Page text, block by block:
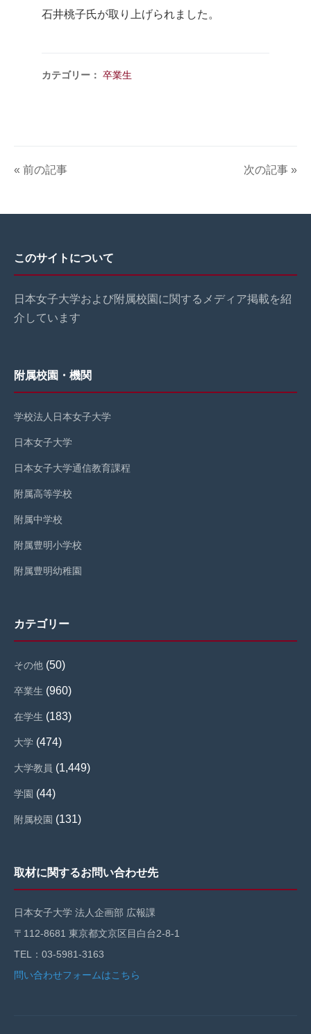
石井桃子氏が取り上げられました。
カテゴリー： 卒業生
« 前の記事 次の記事 »
このサイトについて
日本女子大学および附属校園に関するメディア掲載を紹
介しています
附属校園・機関
学校法人日本女子大学
日本女子大学
日本女子大学通信教育課程
附属高等学校
附属中学校
附属豊明小学校
附属豊明幼稚園
カテゴリー
その他 (50)
卒業生 (960)
在学生 (183)
大学 (474)
大学教員 (1,449)
学園 (44)
附属校園 (131)
取材に関するお問い合わせ先
日本女子大学 法人企画部 広報課
〒112-8681 東京都文京区目白台2-8-1
TEL：03-5981-3163
問い合わせフォームはこちら